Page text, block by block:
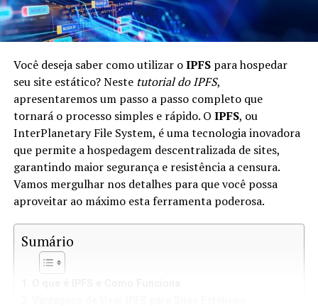
Você deseja saber como utilizar oIPFSpara hospedar
seu site estático? Neste tutorial do IPFS,
apresentaremos um passo a passo completo que
tornará o processo simples e rápido. O IPFS, ou
InterPlanetary File System, é uma tecnologia inovadora
que permite a hospedagem descentralizada de sites,
garantindo maior segurança e resistência a censura.
Vamos mergulhar nos detalhes para que você possa
aproveitar ao máximo esta ferramenta poderosa.
Sumário